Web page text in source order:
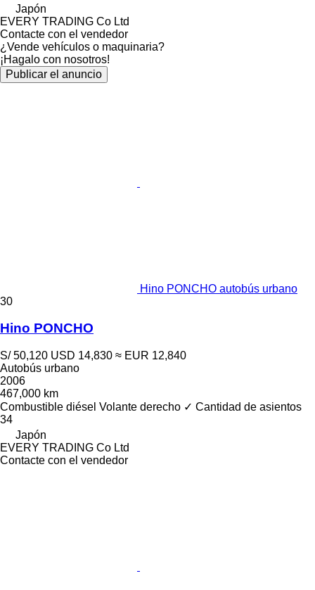
Japón
EVERY TRADING Co Ltd
Contacte con el vendedor
¿Vende vehículos o maquinaria?
¡Hagalo con nosotros!
Publicar el anuncio
Hino PONCHO autobús urbano
30
Hino PONCHO
S/ 50,120 USD 14,830 ≈ EUR 12,840
Autobús urbano
2006
467,000 km
Combustible diésel Volante derecho ✓ Cantidad de asientos
34
Japón
EVERY TRADING Co Ltd
Contacte con el vendedor